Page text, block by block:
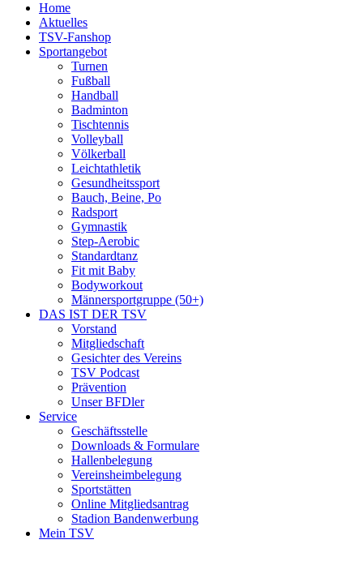
Home
Aktuelles
TSV-Fanshop
Sportangebot
Turnen
Fußball
Handball
Badminton
Tischtennis
Volleyball
Völkerball
Leichtathletik
Gesundheitssport
Bauch, Beine, Po
Radsport
Gymnastik
Step-Aerobic
Standardtanz
Fit mit Baby
Bodyworkout
Männersportgruppe (50+)
DAS IST DER TSV
Vorstand
Mitgliedschaft
Gesichter des Vereins
TSV Podcast
Prävention
Unser BFDler
Service
Geschäftsstelle
Downloads & Formulare
Hallenbelegung
Vereinsheimbelegung
Sportstätten
Online Mitgliedsantrag
Stadion Bandenwerbung
Mein TSV